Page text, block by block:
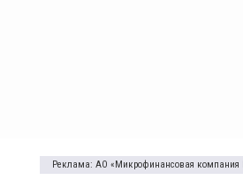
Реклама: АО «Микрофинансовая компания